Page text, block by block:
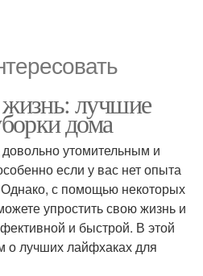
лучшие
дома
утомительным и
если у вас нет опыта
с помощью некоторых
упростить свою жизнь и
и быстрой. В этой
о лучших лайфхаках для